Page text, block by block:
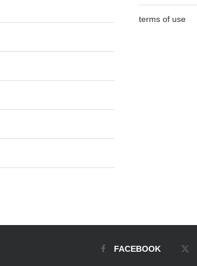
terms of use
FACEBOOK